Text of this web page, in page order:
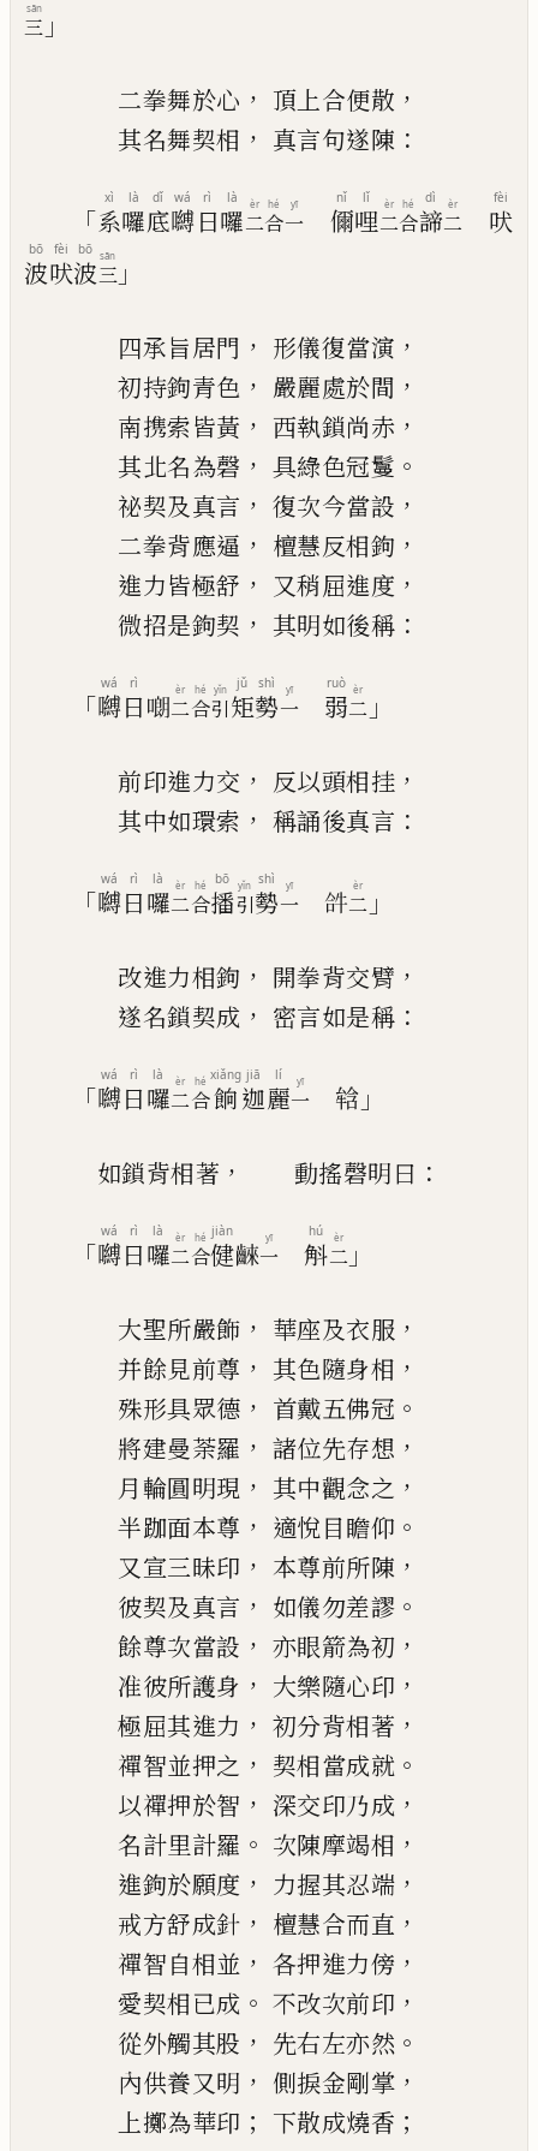
三
sān 」
二拳舞於心 ， 頂上合便散 ，
其名舞契相 ， 真言句遂陳 ：
「系
xì
囉
là
底
dǐ
嚩
wá
日
rì
囉
là
二
èr
合
hé
一
yī
儞
nǐ
哩
lǐ
二
èr
合
hé
諦
dì
二
èr
吠
fèi
波
bō
吠
fèi
波
bō
三
sān 」
四承旨居門 ， 形儀復當演 ，
初持鉤青色 ， 嚴麗處於間 ，
南携索皆黃 ， 西執鎖尚赤 ，
其北名為磬 ， 具綠色冠鬘 。
祕契及真言 ， 復次今當設 ，
二拳背應逼 ， 檀慧反相鉤 ，
進力皆極舒 ， 又稍屈進度 ，
微招是鉤契 ， 其明如後稱 ：
「嚩
wá
日
rì
𠻴二
èr
合
hé
引
yǐn
矩
jǔ
勢
shì
一
yī
弱
ruò
二
èr 」
前印進力交 ， 反以頭相挂 ，
其中如環索 ， 稱誦後真言 ：
「嚩
wá
日
rì
囉
là
二
èr
合
hé
播
bō
引
yǐn
勢
shì
一
yī
𤙖二
èr 」
改進力相鉤 ， 開拳背交臂 ，
遂名鎖契成 ， 密言如是稱 ：
「嚩
wá
日
rì
囉
là
二
èr
合
hé
餉
xiǎng
迦
jiā
麗
lí
一
yī
𤚥 」
如鎖背相著 ， 動搖磬明曰 ：
「嚩
wá
日
rì
囉
là
二
èr
合
hé
健
jiàn
𪘨一
yī
斛
hú
二
èr 」
大聖所嚴飾 ， 華座及衣服 ，
并餘見前尊 ， 其色隨身相 ，
殊形具眾德 ， 首戴五佛冠 。
將建曼荼羅 ， 諸位先存想 ，
月輪圓明現 ， 其中觀念之 ，
半跏面本尊 ， 適悅目瞻仰 。
又宣三昧印 ， 本尊前所陳 ，
彼契及真言 ， 如儀勿差謬 。
餘尊次當設 ， 亦眼箭為初 ，
准彼所護身 ， 大樂隨心印 ，
極屈其進力 ， 初分背相著 ，
禪智並押之 ， 契相當成就 。
以禪押於智 ， 深交印乃成 ，
名計里計羅 。 次陳摩竭相 ，
進鉤於願度 ， 力握其忍端 ，
戒方舒成針 ， 檀慧合而直 ，
禪智自相並 ， 各押進力傍 ，
愛契相已成 。 不改次前印 ，
從外觸其股 ， 先右左亦然 。
內供養又明 ， 側捩金剛掌 ，
上擲為華印 ； 下散成燒香 ；